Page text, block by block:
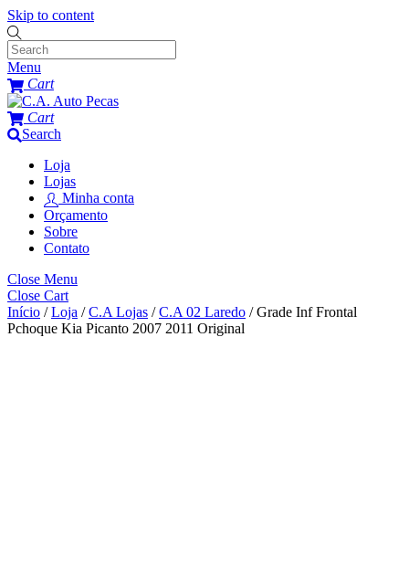
Skip to content
Menu
Cart
Cart
Search
Loja
Lojas
Minha conta
Orçamento
Sobre
Contato
Close Menu
Close Cart
Início /Loja /C.A Lojas /C.A 02 Laredo / Grade Inf Frontal
Pchoque Kia Picanto 2007 2011 Original